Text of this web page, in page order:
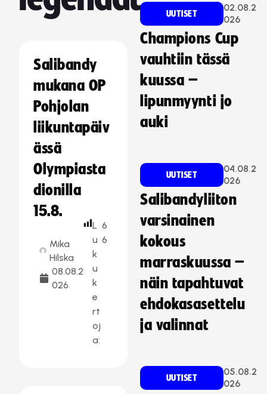
Salibandy
mukana OP
Pohjolan
liikuntapäiv
ässä
Olympiasta
dionilla
15.8.
Mika
Hilska
08.08.2
026
L
u
k
u
k
e
rt
oj
a:
6
6
UUTISET
02.08.2
026
Champions Cup
vauhtiin tässä
kuussa –
lipunmyynti jo
auki
UUTISET
04.08.2
026
Salibandyliiton
varsinainen
kokous
marraskuussa –
näin tapahtuvat
ehdokasasettelu
ja valinnat
UUTISET
05.08.2
026